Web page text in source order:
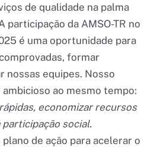
de qualidade na palma
participação da AMSO-TR no
é uma oportunidade para
formar
nossas equipes. Nosso
ao mesmo tempo:
economizar recursos
social.
de ação para acelerar o